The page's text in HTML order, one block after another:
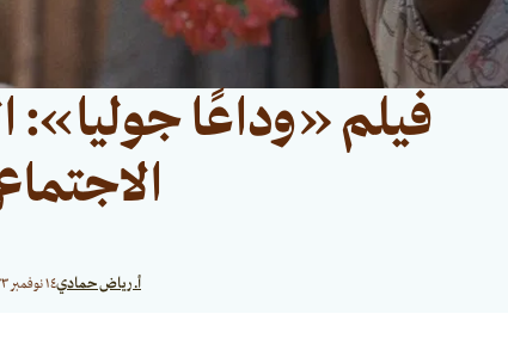
فيلم «وداعًا
أ. رياض حمادي١٤ نوفمبر ٢٠٢٣